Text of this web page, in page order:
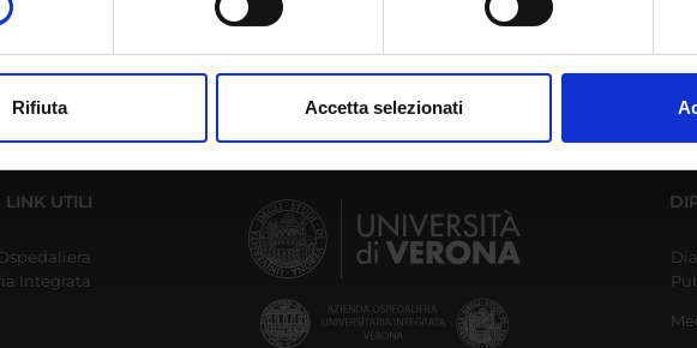
il tuo consenso in qualsiasi momento dalla Dichiarazione sui cookie.
dal tuo utilizzo dei loro servizi.
Rifiuta Accetta selezionati
LINK UTILI
Integrata